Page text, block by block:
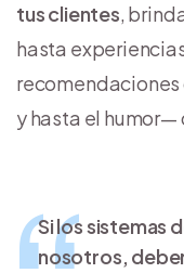
tus clientes,
hasta
y hasta el
Si los sistemas
nosotros,